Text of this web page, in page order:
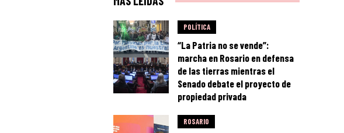
POLÍTICA
“La Patria no se vende”:
marcha en Rosario en defensa
de las tierras mientras el
Senado debate el proyecto de
propiedad privada
ROSARIO